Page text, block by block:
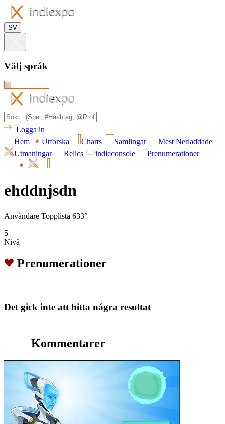
SV
Välj språk
Logga in
Hem
Utforska Charts Samlingar
Mest Nerladdade
Utmaningar
Relics indieconsole Prenumerationer
ehddnjsdn
Användare Topplista 633°
5
Nivå
Prenumerationer
Det gick inte att hitta några resultat
Kommentarer